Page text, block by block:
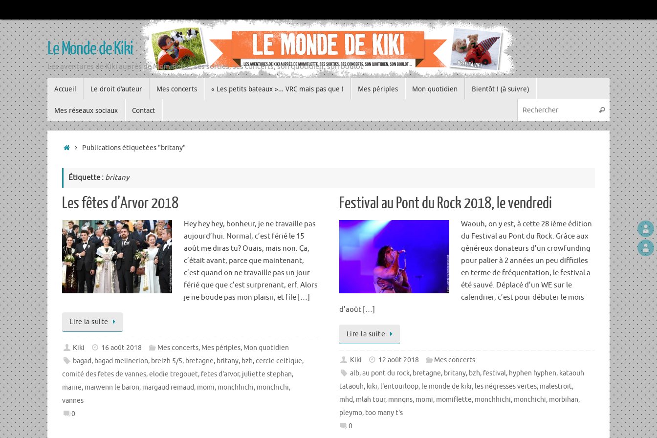
au
contenu
Le Monde de Kiki
Les aventures de Kiki auprès de Momiflette, ses sorties, ses concerts, son quotidien, son boulot
au
contenu
Accueil Le droit d’auteur Mes concerts « Les petits bateaux »… VRC mais pas que ! Mes périples Mon quotidien Bientôt ! (à suivre)
Mes réseaux sociaux Contact
Recherche
Rechercher
Accueil
Publications étiquetées "britany"
Étiquette : britany
Les fêtes d’Arvor 2018
Hey hey hey, bonheur, je ne travaille pas
aujourd’hui. Normal, c’est férié le 15
août me diras tu? Ouais, mais non. Ça,
c’était avant, parce que maintenant,
c’est quand on ne travaille pas un jour
férié que que c’est surprenant, erf. Alors
je ne boude pas mon plaisir, et file […]
Lire la suite
Kiki 16 août 2018 Mes concerts, Mes périples, Mon quotidien
bagad, bagad melinerion, breizh 5/5, bretagne, britany, bzh,cercle celtique,
comité des fetes de vannes,elodie tregouet, fetes d'arvor, juliette stephan,
mairie, maiwenn le baron, margaud remaud, momi, monchhichi, monchichi,
vannes
0
Festival au Pont du Rock 2018, le vendredi
Waouh, on y est, à cette 28 ième édition
du Festival au Pont du Rock. Grâce aux
généreux donateurs d’un crowfunding
pour palier à 2 années un peu difficiles
en terme de fréquentation, le festival a
été sauvé. Déplacé d’un WE sur le
calendrier, c’est pour débuter le mois
d’août […]
Lire la suite
Kiki 12 août 2018
Mes concerts
alb,au pont du rock, bretagne, britany, bzh, festival, hyphen hyphen, kataouh
tataouh, kiki, l'entourloop, le monde de kiki, les négresses vertes, malestroit,
mhd, mlah tour, mnnqns, momi, momiflette, monchhichi, monchichi, morbihan,
pleymo, too many t's
0